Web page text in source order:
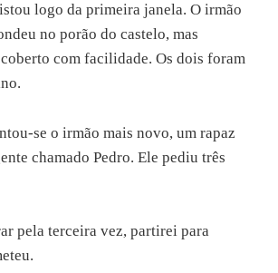
logo da primeira janela. O irmão
no porão do castelo, mas
com facilidade. Os dois foram
se o irmão mais novo, um rapaz
chamado Pedro. Ele pediu três
pela terceira vez, partirei para